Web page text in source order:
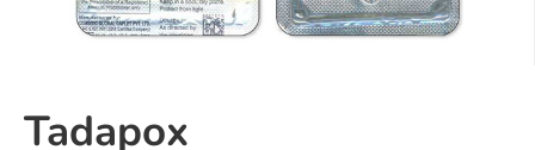
Tadapox